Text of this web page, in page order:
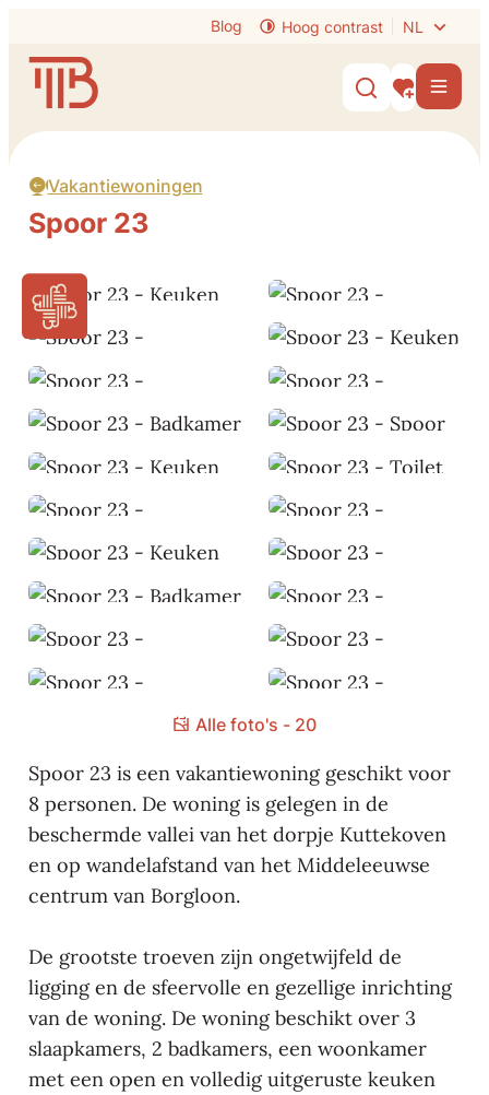
Blog Hoog contrast NL
Visit Tongeren-Borgloon
Zoek tonen
Mijn Menu
Vakantiewoningen
Spoor 23
Alle foto's - 20
Spoor 23 is een vakantiewoning geschikt voor
8 personen. De woning is gelegen in de
beschermde vallei van het dorpje Kuttekoven
en op wandelafstand van het Middeleeuwse
centrum van Borgloon.
De grootste troeven zijn ongetwijfeld de
ligging en de sfeervolle en gezellige inrichting
van de woning. De woning beschikt over 3
slaapkamers, 2 badkamers, een woonkamer
met een open en volledig uitgeruste keuken